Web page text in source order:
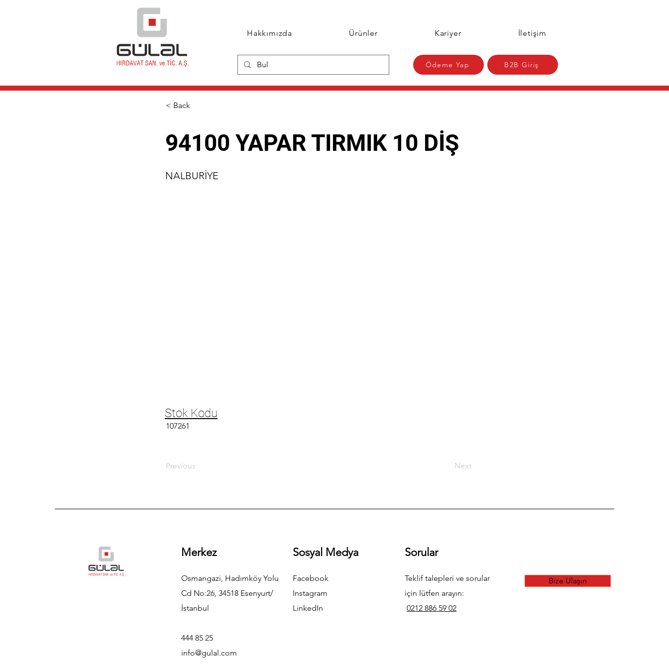
Hakkımızda Ürünler Kariyer İletişim
Ödeme Yap B2B Giriş
< Back
94100 YAPAR TIRMIK 10 DİŞ
NALBURİYE
107261
Stok Kodu
Previous Next
Merkez
Osmangazi, Hadımköy Yolu
Cd No:26, 34518 Esenyurt/
İstanbul
444 85 25
info@gulal.com
Sosyal Medya
Facebook
Instagram
LinkedIn
Sorular
Teklif talepleri ve sorular
için lütfen arayın:
0212 886 59 02
Bize Ulaşın